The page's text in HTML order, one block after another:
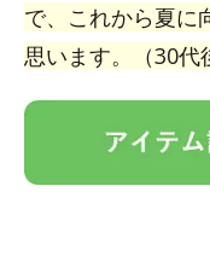
で、これから夏に
思います。（30代